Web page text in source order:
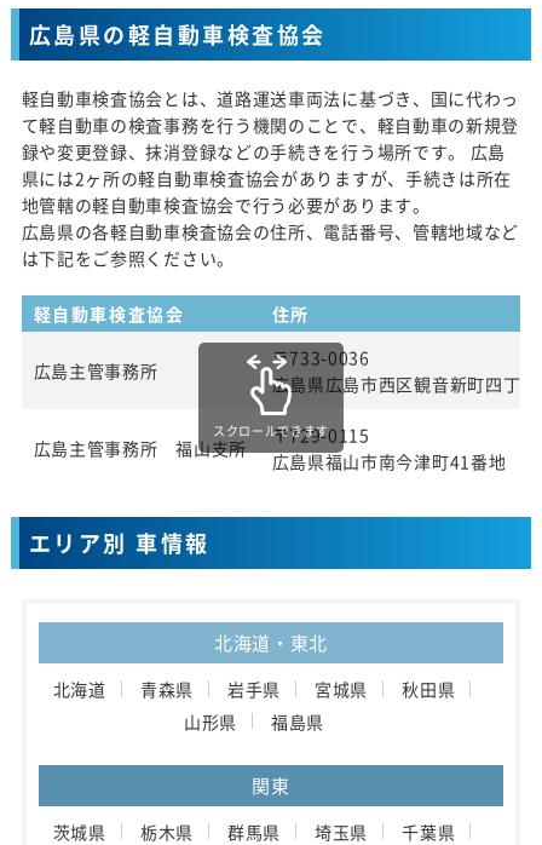
広島県の軽自動車検査協会
軽自動車検査協会とは、道路運送車両法に基づき、国に代わっ
て軽自動車の検査事務を行う機関のことで、軽自動車の新規登
録や変更登録、抹消登録などの手続きを行う場所です。 広島
県には2ヶ所の軽自動車検査協会がありますが、手続きは所在
地管轄の軽自動車検査協会で行う必要があります。
広島県の各軽自動車検査協会の住所、電話番号、管轄地域など
は下記をご参照ください。
軽自動車検査協会 住所
広島主管事務所
〒733-0036
広島県広島市西区観音新町四丁
広島主管事務所 福山支所
〒729-0115
広島県福山市南今津町41番地
スクロールできます
エリア別 車情報
北海道・東北
北海道 青森県 岩手県 宮城県
秋田県
山形県
福島県
関東
茨城県 栃木県 群馬県 埼玉県
千葉県